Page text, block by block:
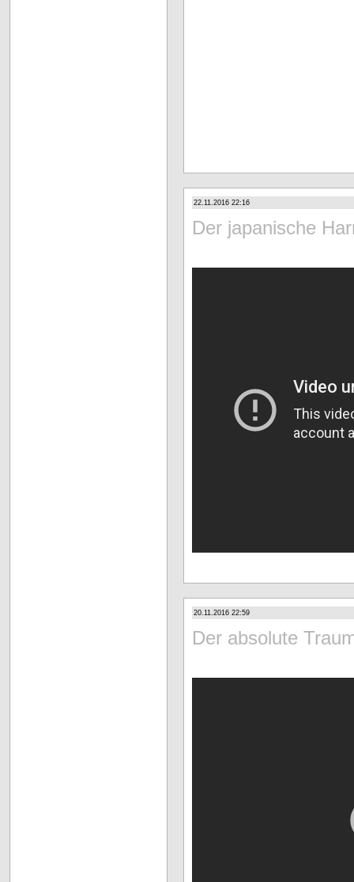
22.11.2016 22:16
Der japanische
20.11.2016 22:59
Der absolute